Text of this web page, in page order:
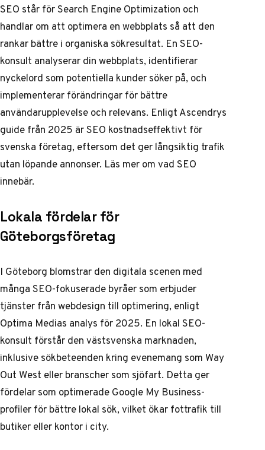
SEO står för Search Engine Optimization och
handlar om att optimera en webbplats så att den
rankar bättre i organiska sökresultat. En SEO-
konsult analyserar din webbplats, identifierar
nyckelord som potentiella kunder söker på, och
implementerar förändringar för bättre
användarupplevelse och relevans. Enligt Ascendrys
guide från 2025 är SEO kostnadseffektivt för
svenska företag, eftersom det ger långsiktig trafik
utan löpande annonser. Läs mer om vad SEO
innebär.
Lokala fördelar för
Göteborgsföretag
I Göteborg blomstrar den digitala scenen med
många SEO-fokuserade byråer som erbjuder
tjänster från webdesign till optimering, enligt
Optima Medias analys för 2025. En lokal SEO-
konsult förstår den västsvenska marknaden,
inklusive sökbeteenden kring evenemang som Way
Out West eller branscher som sjöfart. Detta ger
fördelar som optimerade Google My Business-
profiler för bättre lokal sök, vilket ökar fottrafik till
butiker eller kontor i city.